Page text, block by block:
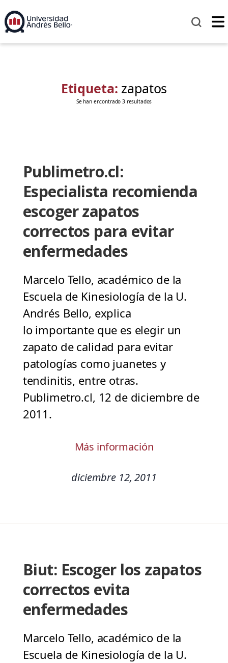
Etiqueta: zapatos
Se han encontrado 3 resultados
Publimetro.cl:
Especialista recomienda
escoger zapatos
correctos para evitar
enfermedades
Marcelo Tello, académico de la
Escuela de Kinesiología de la U.
Andrés Bello, explica
lo importante que es elegir un
zapato de calidad para evitar
patologías como juanetes y
tendinitis, entre otras.
Publimetro.cl, 12 de diciembre de
2011.
Más información
diciembre 12, 2011
Biut: Escoger los zapatos
correctos evita
enfermedades
Marcelo Tello, académico de la
Escuela de Kinesiología de la U.